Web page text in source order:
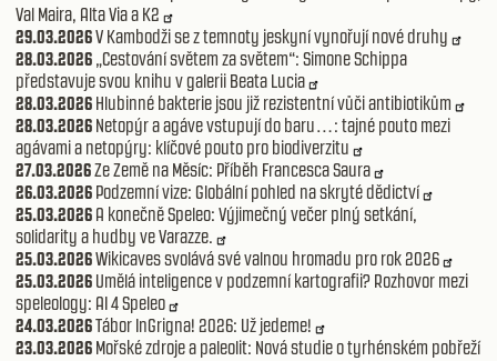
Val Maira, Alta Via a K2
29.03.2026V Kambodži se z temnoty jeskyní vynořují nové druhy
28.03.2026 „Cestování světem za světem“: Simone Schippa
představuje svou knihu v galerii Beata Lucia
28.03.2026 Hlubinné bakterie jsou již rezistentní vůči antibiotikům
28.03.2026 Netopýr a agáve vstupují do baru…: tajné pouto mezi
agávami a netopýry: klíčové pouto pro biodiverzitu
27.03.2026Ze Země na Měsíc: Příběh Francesca Saura
26.03.2026 Podzemní vize: Globální pohled na skryté dědictví
25.03.2026 A konečně Speleo: Výjimečný večer plný setkání,
solidarity a hudby ve Varazze.
25.03.2026Wikicaves svolává své valnou hromadu pro rok 2026
25.03.2026 Umělá inteligence v podzemní kartografii? Rozhovor mezi
speleology: AI 4 Speleo
24.03.2026Tábor InGrigna! 2026: Už jedeme!
23.03.2026 Mořské zdroje a paleolit: Nová studie o tyrhénském pobřeží